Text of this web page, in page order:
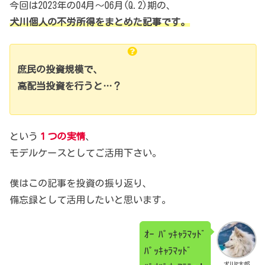
今回は2023年の04月～06月(Q.2)期の、
犬川個人の不労所得をまとめた記事です。
庶民の投資規模で、
高配当投資を行うと…？
という １つの実情、
モデルケースとしてご活用下さい。
僕はこの記事を投資の振り返り、
備忘録として活用したいと思います。
ｵｰ ﾊﾟｯｷｬﾗﾏｯﾄﾞ
ﾊﾟｯｷｬﾗﾏｯﾄﾞ